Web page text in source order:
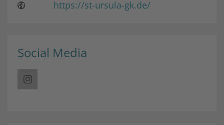
https://st-ursula-gk.de/
Social Media